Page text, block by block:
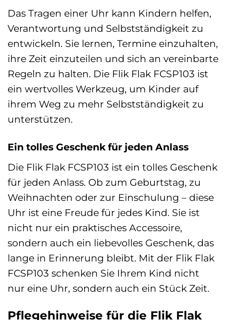
Das Tragen einer Uhr kann Kindern helfen,
Verantwortung und Selbstständigkeit zu
entwickeln. Sie lernen, Termine einzuhalten,
ihre Zeit einzuteilen und sich an vereinbarte
Regeln zu halten. Die Flik Flak FCSP103 ist
ein wertvolles Werkzeug, um Kinder auf
ihrem Weg zu mehr Selbstständigkeit zu
unterstützen.
Ein tolles Geschenk für jeden Anlass
Die Flik Flak FCSP103 ist ein tolles Geschenk
für jeden Anlass. Ob zum Geburtstag, zu
Weihnachten oder zur Einschulung – diese
Uhr ist eine Freude für jedes Kind. Sie ist
nicht nur ein praktisches Accessoire,
sondern auch ein liebevolles Geschenk, das
lange in Erinnerung bleibt. Mit der Flik Flak
FCSP103 schenken Sie Ihrem Kind nicht
nur eine Uhr, sondern auch ein Stück Zeit.
Pflegehinweise für die Flik Flak